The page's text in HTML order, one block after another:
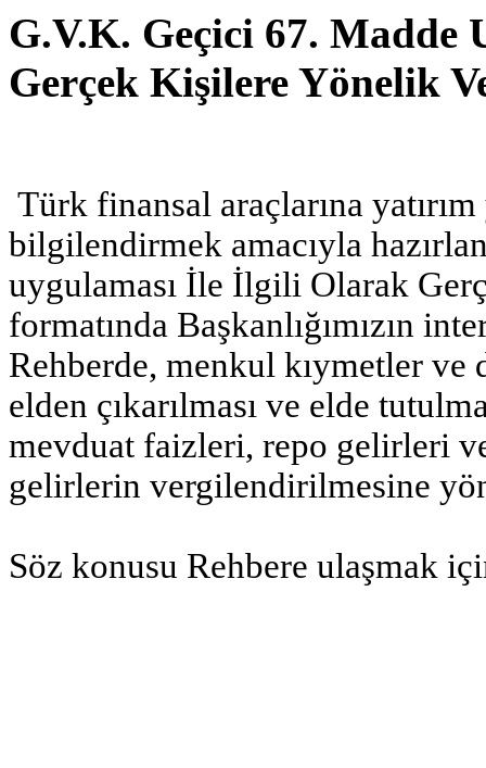
G.V.K. Geçici 67.
Gerçek Kişilere Yönelik
Türk finansal araçlarına
bilgilendirmek amacıyla
uygulaması İle İlgili Olarak
formatında Başkanlığımızın
Rehberde, menkul kıymetler ve
elden çıkarılması ve elde
mevduat faizleri, repo gelirleri
gelirlerin vergilendirilmesine
Söz konusu Rehbere ulaşmak